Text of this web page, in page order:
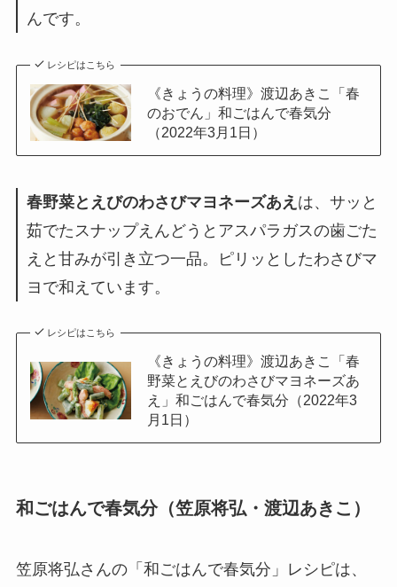
んです。
レシピはこちら
《きょうの料理》渡辺あきこ「春
のおでん」和ごはんで春気分
（2022年3月1日）
春野菜とえびのわさびマヨネーズあえ は、サッと
茹でたスナップえんどうとアスパラガスの歯ごた
えと甘みが引き立つ一品。ピリッとしたわさびマ
ヨで和えています。
レシピはこちら
《きょうの料理》渡辺あきこ「春
野菜とえびのわさびマヨネーズあ
え」和ごはんで春気分（2022年3
月1日）
和ごはんで春気分（笠原将弘・渡辺あきこ）
笠原将弘さんの「和ごはんで春気分」レシピは、